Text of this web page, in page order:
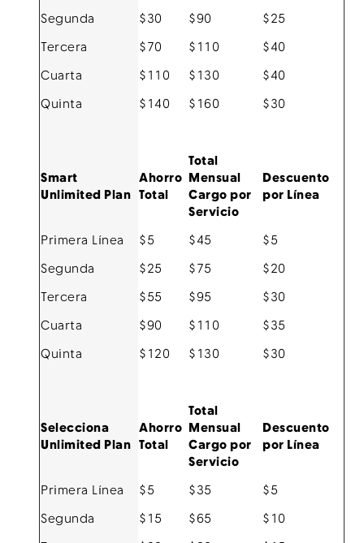
Segunda
$30 $90
$25
Tercera
$70 $110
$40
Cuarta
$110 $130
$40
Quinta
$140 $160 $30
Smart
Unlimited Plan
Ahorro
Total
Total
Mensual
Cargo por
Servicio
Descuento
por Línea
Primera Línea $5 $45
$5
Segunda
$25 $75
$20
Tercera
$55 $95
$30
Cuarta
$90 $110
$35
Quinta
$120 $130 $30
Selecciona
Unlimited Plan
Ahorro
Total
Total
Mensual
Cargo por
Servicio
Descuento
por Línea
Primera Línea $5 $35
$5
Segunda
$15 $65
$10